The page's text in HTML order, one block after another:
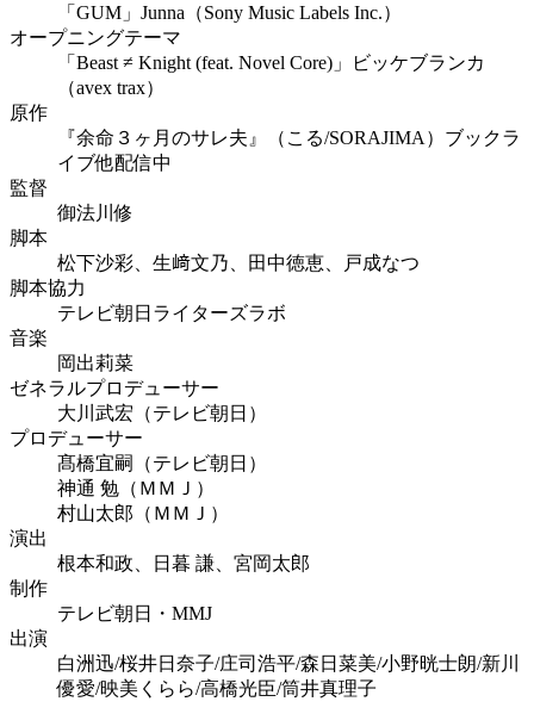
「GUM」Junna（Sony Music Labels Inc.）
オープニングテーマ
「Beast ≠ Knight (feat. Novel Core)」ビッケブランカ
（avex trax）
原作
『余命３ヶ月のサレ夫』（こる/SORAJIMA）ブックラ
イブ他配信中
監督
御法川修
脚本
松下沙彩、生﨑文乃、田中徳恵、戸成なつ
脚本協力
テレビ朝日ライターズラボ
音楽
岡出莉菜
ゼネラルプロデューサー
大川武宏（テレビ朝日）
プロデューサー
髙橋宜嗣（テレビ朝日）
神通 勉（ＭＭＪ）
村山太郎（ＭＭＪ）
演出
根本和政、日暮 謙、宮岡太郎
制作
テレビ朝日・MMJ
出演
白洲迅/桜井日奈子/庄司浩平/森日菜美/小野晄士朗/新川
優愛/映美くらら/高橋光臣/筒井真理子